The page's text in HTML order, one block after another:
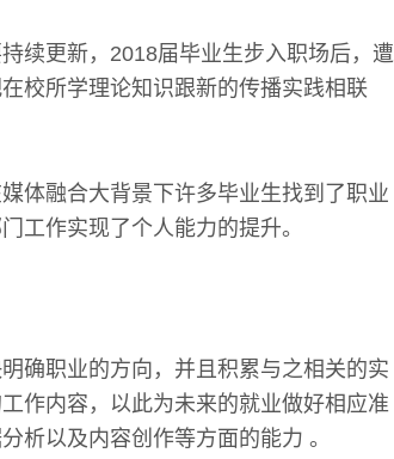
续更新，2018届毕业生步入职场后，遭
校所学理论知识跟新的传播实践相联
体融合大背景下许多毕业生找到了职业
工作实现了个人能力的提升。
确职业的方向，并且积累与之相关的实
作内容，以此为未来的就业做好相应准
析以及内容创作等方面的能力 。